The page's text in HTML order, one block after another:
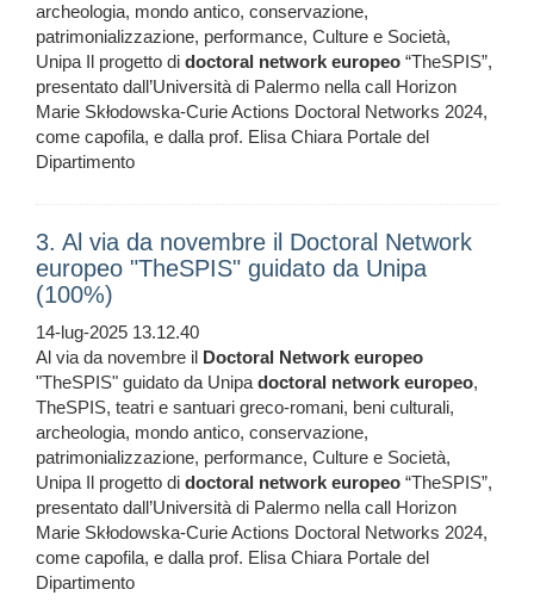
archeologia, mondo antico, conservazione,
patrimonializzazione, performance, Culture e Società,
Unipa Il progetto di doctoral network europeo “TheSPIS”,
presentato dall’Università di Palermo nella call Horizon
Marie Skłodowska-Curie Actions Doctoral Networks 2024,
come capofila, e dalla prof. Elisa Chiara Portale del
Dipartimento
3. Al via da novembre il Doctoral Network
europeo "TheSPIS" guidato da Unipa
(100%)
14-lug-2025 13.12.40
Al via da novembre il Doctoral Network europeo
"TheSPIS" guidato da Unipadoctoral network europeo,
TheSPIS, teatri e santuari greco-romani, beni culturali,
archeologia, mondo antico, conservazione,
patrimonializzazione, performance, Culture e Società,
Unipa Il progetto di doctoral network europeo “TheSPIS”,
presentato dall’Università di Palermo nella call Horizon
Marie Skłodowska-Curie Actions Doctoral Networks 2024,
come capofila, e dalla prof. Elisa Chiara Portale del
Dipartimento